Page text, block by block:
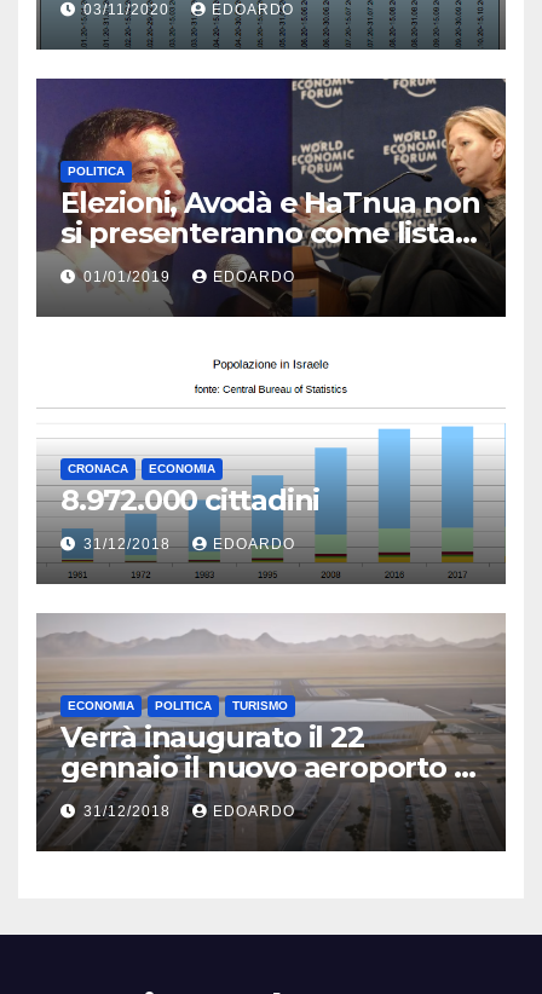
03/11/2020 EDOARDO
POLITICA
Elezioni, Avodà e HaTnua non
si presenteranno come lista
unica
01/01/2019 EDOARDO
CRONACA ECONOMIA
8.972.000 cittadini
31/12/2018 EDOARDO
ECONOMIA POLITICA TURISMO
Verrà inaugurato il 22
gennaio il nuovo aeroporto di
Eilat
31/12/2018 EDOARDO